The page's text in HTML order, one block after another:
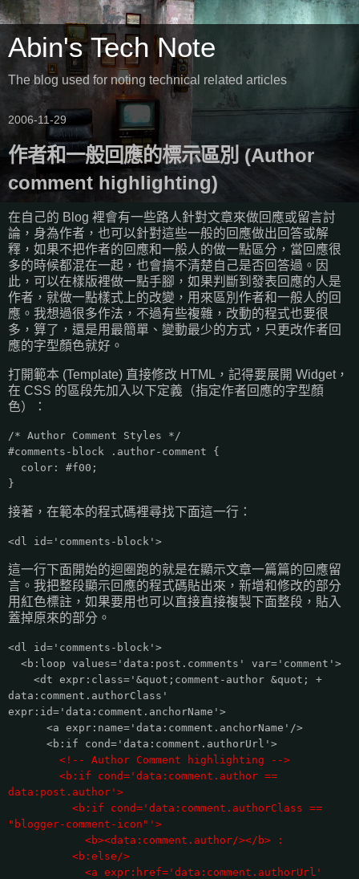
Abin's Tech Note
The blog used for noting technical related articles
2006-11-29
作者和一般回應的標示區別 (Author
comment highlighting)
在自己的 Blog 裡會有一些路人針對文章來做回應或留言討
論，身為作者，也可以針對這些一般的回應做出回答或解
釋，如果不把作者的回應和一般人的做一點區分，當回應很
多的時候都混在一起，也會搞不清楚自己是否回答過。因
此，可以在樣版裡做一點手腳，如果判斷到發表回應的人是
作者，就做一點樣式上的改變，用來區別作者和一般人的回
應。我想過很多作法，不過有些複雜，改動的程式也要很
多，算了，還是用最簡單、變動最少的方式，只更改作者回
應的字型顏色就好。
打開範本 (Template) 直接修改 HTML，記得要展開 Widget，
在 CSS 的區段先加入以下定義（指定作者回應的字型顏
色）：
/* Author Comment Styles */
#comments-block .author-comment {
color: #f00;
}
接著，在範本的程式碼裡尋找下面這一行：
<dl id='comments-block'>
這一行下面開始的迴圈跑的就是在顯示文章一篇篇的回應留
言。我把整段顯示回應的程式碼貼出來，新增和修改的部分
用紅色標註，如果要用也可以直接直接複製下面整段，貼入
蓋掉原來的部分。
<dl id='comments-block'>
<b:loop values='data:post.comments' var='comment'>
<dt expr:class='&quot;comment-author &quot; +
data:comment.authorClass'
expr:id='data:comment.anchorName'>
<a expr:name='data:comment.anchorName'/>
<b:if cond='data:comment.authorUrl'>
<!-- Author Comment highlighting -->
<b:if cond='data:comment.author ==
data:post.author'>
<b:if cond='data:comment.authorClass ==
"blogger-comment-icon"'>
<b><data:comment.author/></b> :
<b:else/>
<a expr:href='data:comment.authorUrl'